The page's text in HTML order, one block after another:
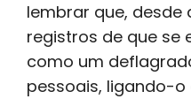
lembrar que, desde
registros de que se
como um
pessoais, ligando-